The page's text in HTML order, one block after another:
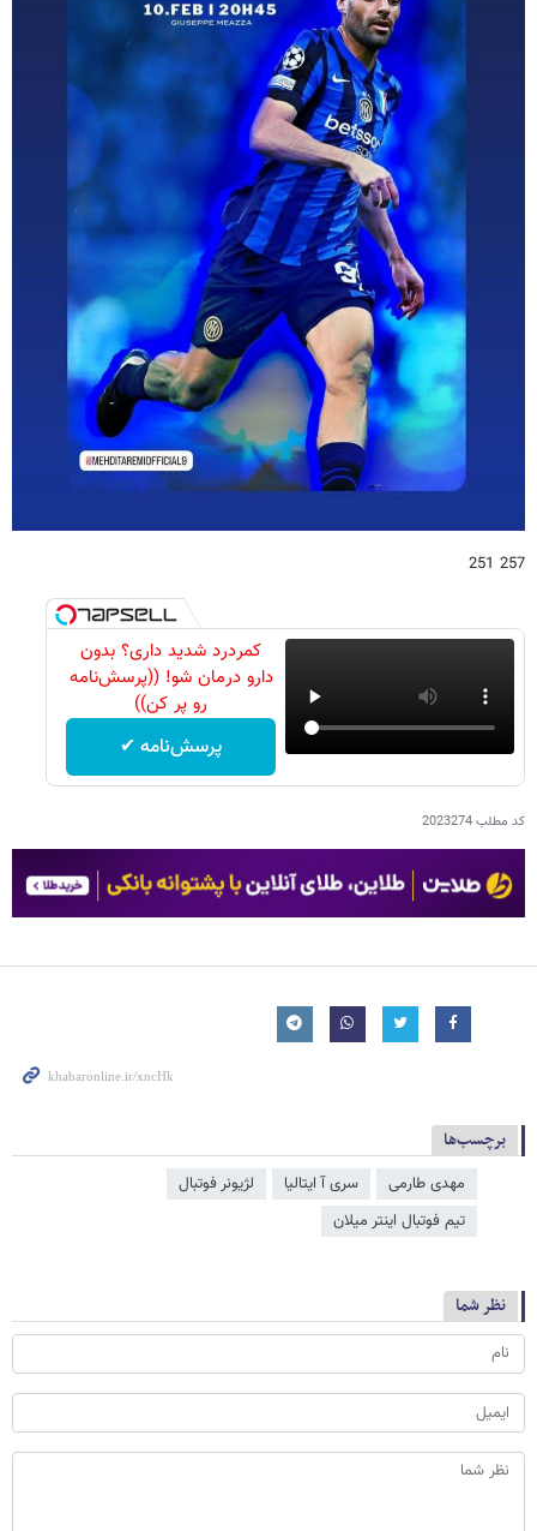
257 251
کمردرد شدید داری؟ بدون
دارو درمان شو! ((پرسش‌نامه
رو پر کن))
پرسش‌نامه ✔
کد مطلب2023274
برچسب‌ها
مهدی طارمی سری آ ایتالیا
لژیونر فوتبال
تیم فوتبال اینتر میلان
نظر شما